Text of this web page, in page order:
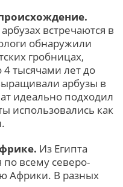
встречаются в
обнаружили
гробницах,
тысячами лет до
арбузы в
идеально подходил
использовались как
Из Египта
по всему северо-
Африки. В разных